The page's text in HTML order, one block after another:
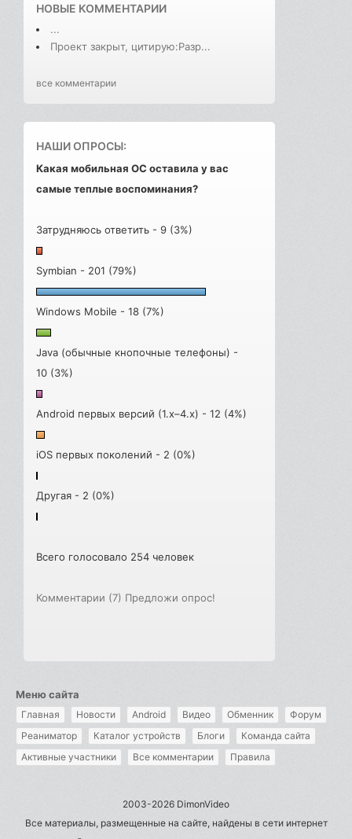
НОВЫЕ КОММЕНТАРИИ
...
Проект закрыт, цитирую:Разр...
все комментарии
НАШИ ОПРОСЫ:
Какая мобильная ОС оставила у вас
самые теплые воспоминания?
Затрудняюсь ответить - 9 (3%)
Symbian - 201 (79%)
Windows Mobile - 18 (7%)
Java (обычные кнопочные телефоны) -
10 (3%)
Android первых версий (1.x–4.x) - 12 (4%)
iOS первых поколений - 2 (0%)
Другая - 2 (0%)
Всего голосовало 254 человек
Комментарии (7) Предложи опрос!
Меню сайта
Главная Новости Android Видео Обменник
Форум
Реаниматор
Каталог устройств Блоги
Команда сайта
Активные участники
Все комментарии Правила
2003-2026 DimonVideo
Все материалы, размещенные на сайте, найдены в сети интернет